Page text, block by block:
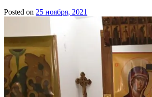
Posted on 25 ноября, 2021
admin